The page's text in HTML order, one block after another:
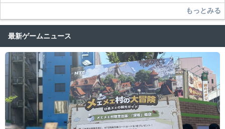
もっとみる
最新ゲームニュース